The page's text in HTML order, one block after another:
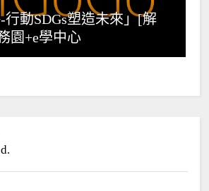
行動SDGs塑造未來」[解
園+e學中心